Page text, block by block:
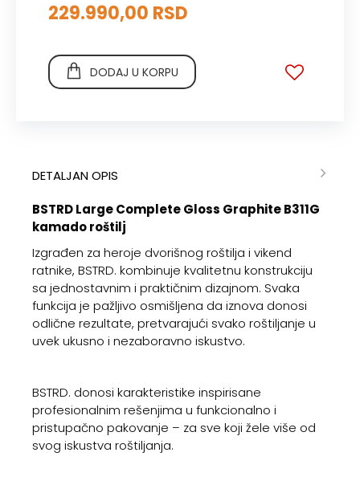
229.990,00 RSD
DODAJ U KORPU
DETALJAN OPIS
BSTRD Large Complete Gloss Graphite B311G
kamado roštilj
Izgrađen za heroje dvorišnog roštilja i vikend
ratnike, BSTRD. kombinuje kvalitetnu konstrukciju
sa jednostavnim i praktičnim dizajnom. Svaka
funkcija je pažljivo osmišljena da iznova donosi
odlične rezultate, pretvarajući svako roštiljanje u
uvek ukusno i nezaboravno iskustvo.
BSTRD. donosi karakteristike inspirisane
profesionalnim rešenjima u funkcionalno i
pristupačno pakovanje – za sve koji žele više od
svog iskustva roštiljanja.